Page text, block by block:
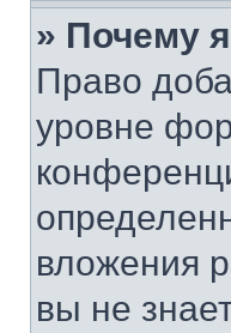
» Почему
Право
уровне
вложения
вы не